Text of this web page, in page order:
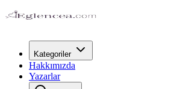
Kategoriler
Hakkımızda
Yazarlar